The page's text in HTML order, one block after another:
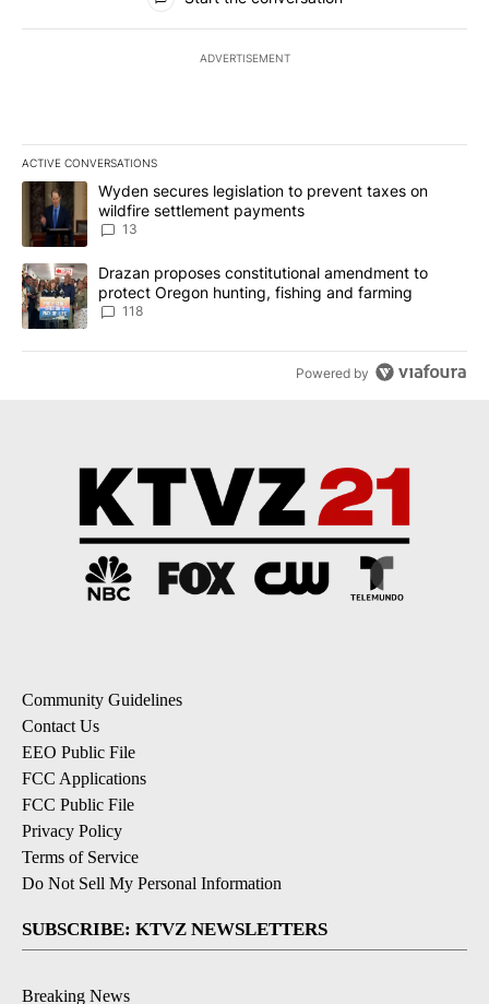
ADVERTISEMENT
ACTIVE CONVERSATIONS
The following is a list of the most commented articles in the last
A trending article titled "Wyden secures legislation to prevent
Wyden secures legislation to prevent taxes on
wildfire settlement payments
13
A trending article titled "Drazan proposes constitutional
Drazan proposes constitutional amendment to
protect Oregon hunting, fishing and farming
118
Powered by
Community Guidelines
Contact Us
EEO Public File
FCC Applications
FCC Public File
Privacy Policy
Terms of Service
Do Not Sell My Personal Information
SUBSCRIBE: KTVZ NEWSLETTERS
Breaking News